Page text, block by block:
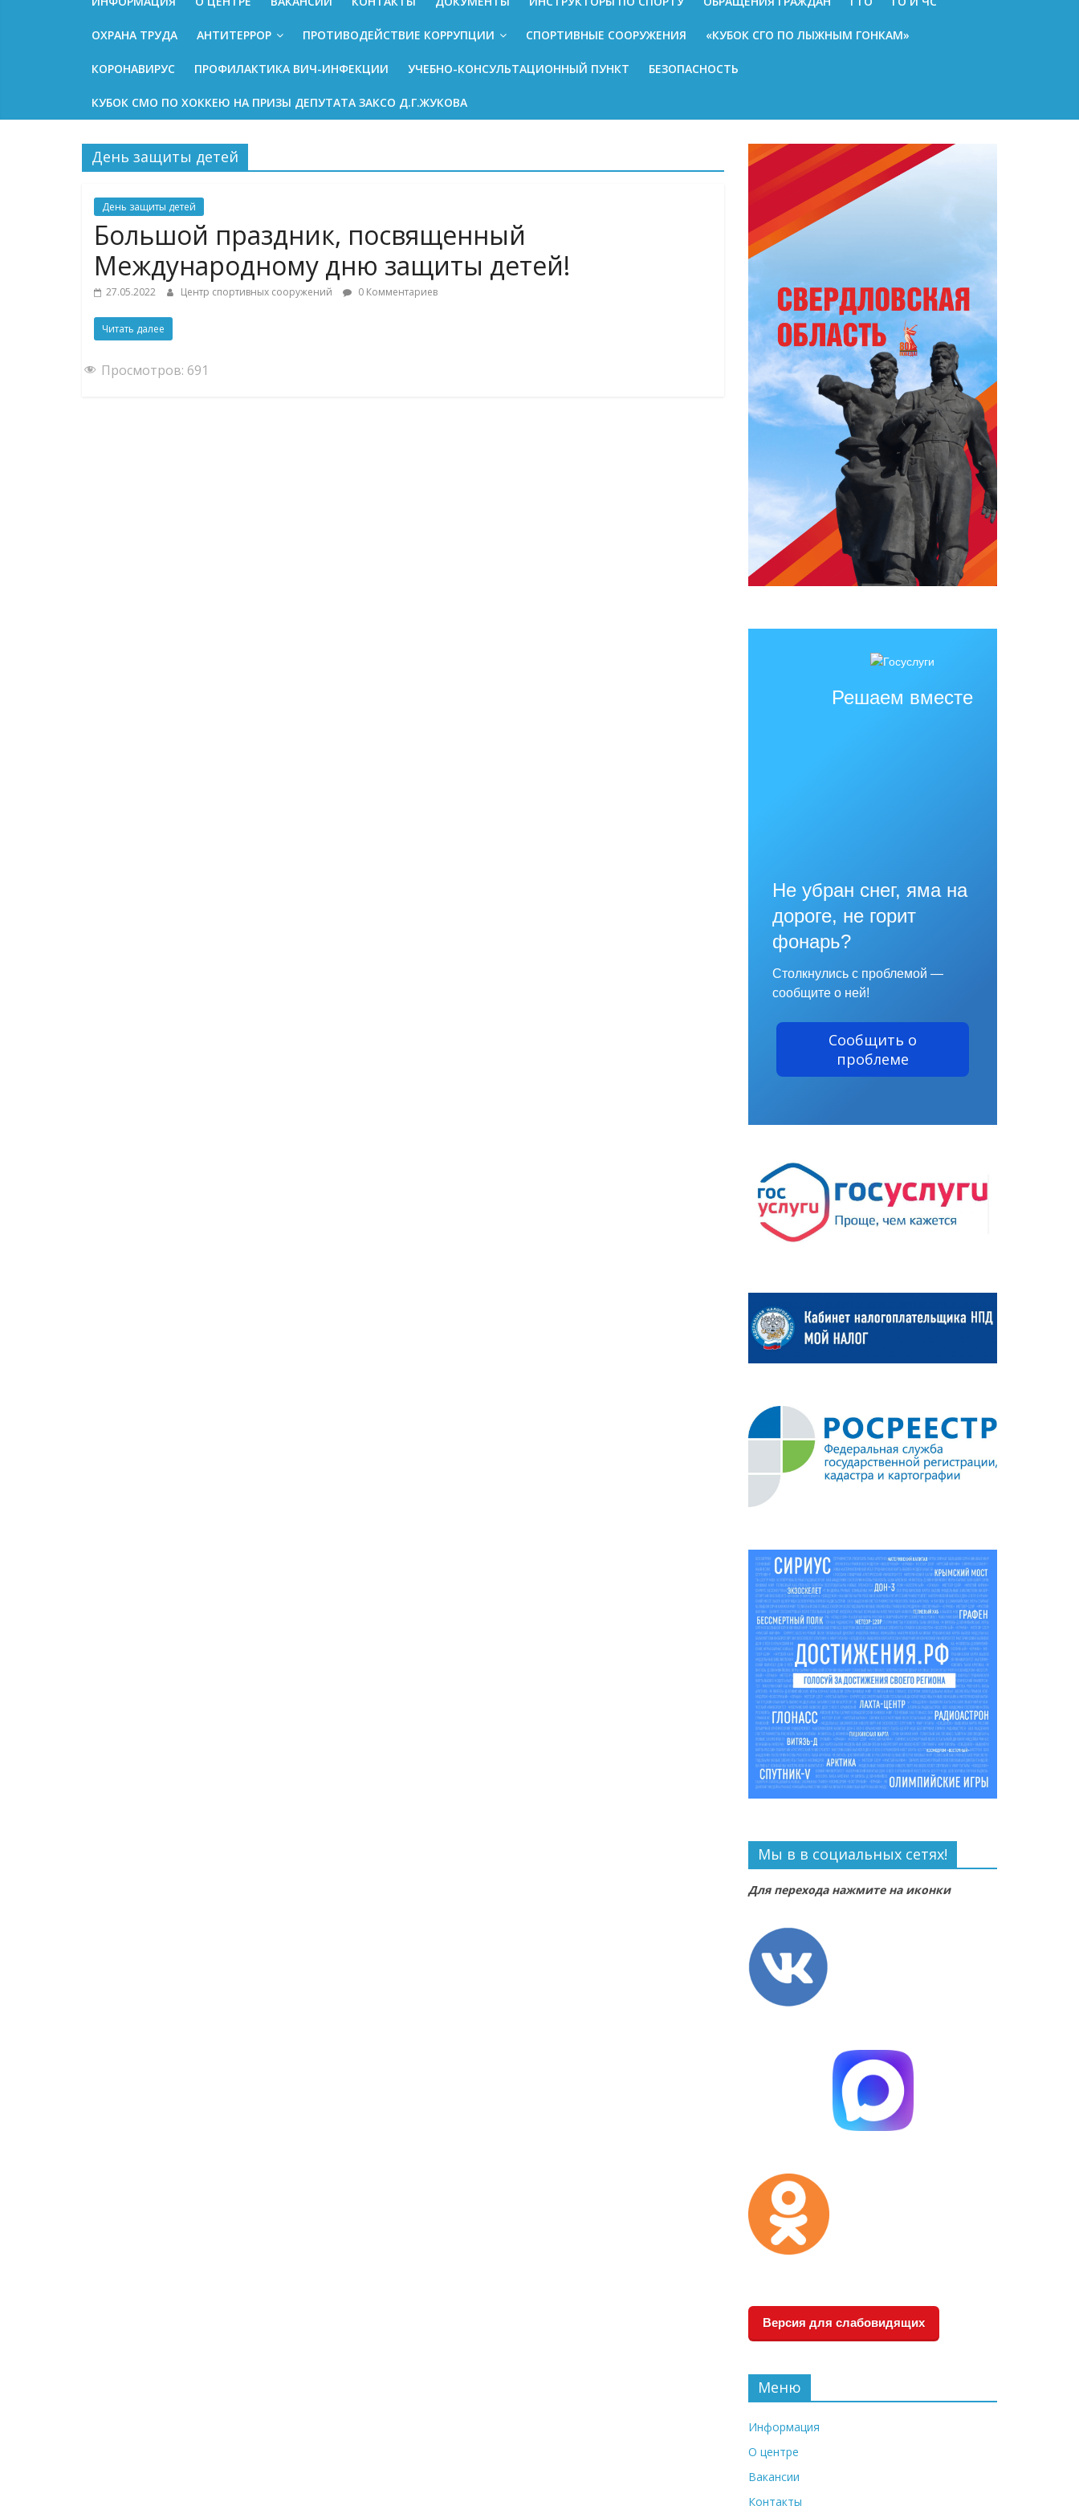
ОХРАНА ТРУДА АНТИТЕРРОР ПРОТИВОДЕЙСТВИЕ КОРРУПЦИИ СПОРТИВНЫЕ СООРУЖЕНИЯ «КУБОК СГО ПО ЛЫЖНЫМ ГОНКАМ»
КОРОНАВИРУС ПРОФИЛАКТИКА ВИЧ-ИНФЕКЦИИ УЧЕБНО-КОНСУЛЬТАЦИОННЫЙ ПУНКТ БЕЗОПАСНОСТЬ
КУБОК СМО ПО ХОККЕЮ НА ПРИЗЫ ДЕПУТАТА ЗАКСО Д.Г.ЖУКОВА
День защиты детей
День защиты детей
Большой праздник, посвященный
Международному дню защиты детей!
27.05.2022 Центр спортивных сооружений 0 Комментариев
Читать далее
Просмотров: 691
Решаем вместе
Не убран снег, яма на
дороге, не горит
фонарь?
Столкнулись с проблемой —
сообщите о ней!
Сообщить о
проблеме
Мы в в социальных сетях!
Для перехода нажмите на иконки
Версия для слабовидящих
Меню
Информация
О центре
Вакансии
Контакты